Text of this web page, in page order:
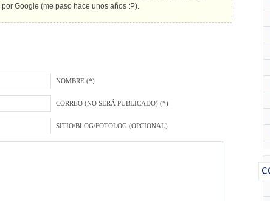
Google (me paso hace unos años :P).
NOMBRE (*)
CORREO (NO SERÁ PUBLICADO) (*)
SITIO/BLOG/FOTOLOG (OPCIONAL)